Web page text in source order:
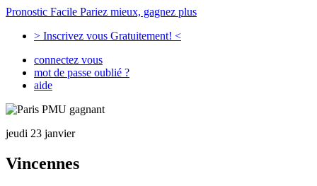
Pronostic Facile Pariez mieux, gagnez plus
> Inscrivez vous Gratuitement! <
connectez vous
mot de passe oublié ?
aide
jeudi 23 janvier
Vincennes